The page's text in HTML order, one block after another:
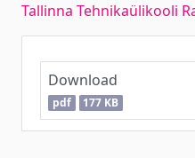
Tallinna Tehnikaülikooli
Download
pdf 177 KB